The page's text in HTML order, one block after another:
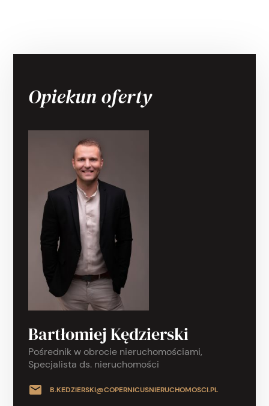
Opiekun oferty
Bartłomiej Kędzierski
Pośrednik w obrocie nieruchomościami,
Specjalista ds. nieruchomości
B.KEDZIERSKI@COPERNICUSNIERUCHOMOSCI.PL